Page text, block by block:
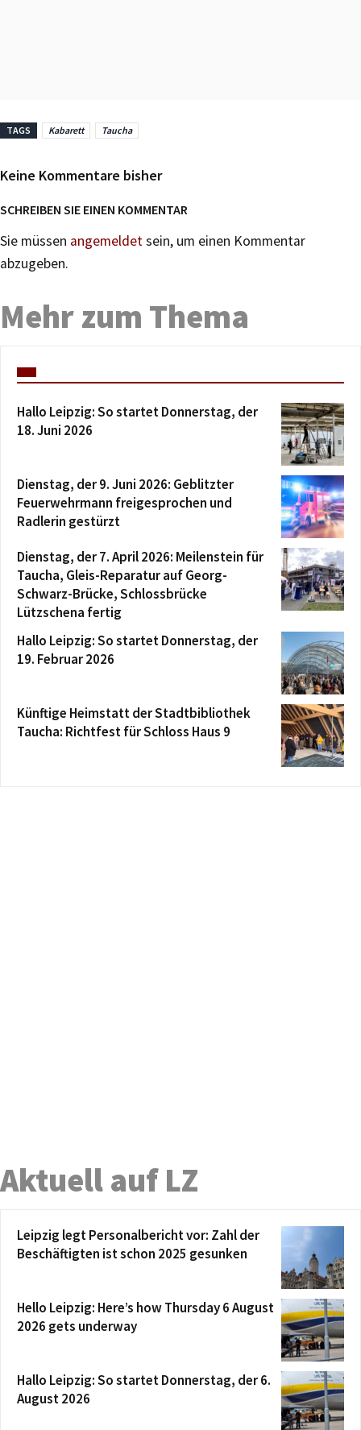
TAGS Kabarett Taucha
Keine Kommentare bisher
SCHREIBEN SIE EINEN KOMMENTAR
Sie müssen angemeldetsein, um einen Kommentar
abzugeben.
Mehr zum Thema
Hallo Leipzig: So startet Donnerstag, der
18. Juni 2026
Dienstag, der 9. Juni 2026: Geblitzter
Feuerwehrmann freigesprochen und
Radlerin gestürzt
Dienstag, der 7. April 2026: Meilenstein für
Taucha, Gleis-Reparatur auf Georg-
Schwarz-Brücke, Schlossbrücke
Lützschena fertig
Hallo Leipzig: So startet Donnerstag, der
19. Februar 2026
Künftige Heimstatt der Stadtbibliothek
Taucha: Richtfest für Schloss Haus 9
Aktuell auf LZ
Leipzig legt Personalbericht vor: Zahl der
Beschäftigten ist schon 2025 gesunken
Hello Leipzig: Here’s how Thursday 6 August
2026 gets underway
Hallo Leipzig: So startet Donnerstag, der 6.
August 2026